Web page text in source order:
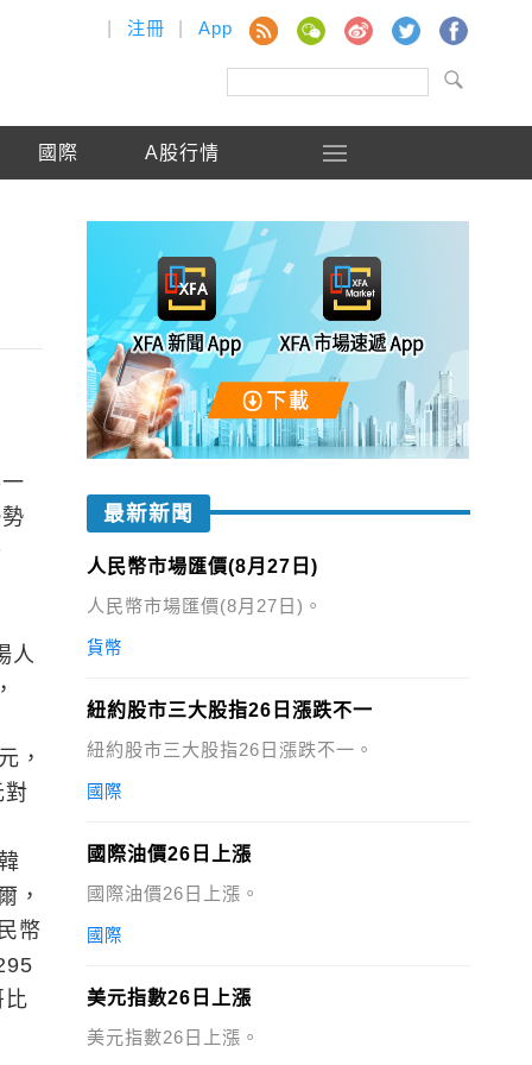
注冊 App
國際 A股行情
人
，
對
，
幣
比
最新新聞
人民幣市場匯價(8月27日)
人民幣市場匯價(8月27日)。
貨幣
紐約股市三大股指26日漲跌不一
紐約股市三大股指26日漲跌不一。
國際
國際油價26日上漲
國際油價26日上漲。
國際
美元指數26日上漲
美元指數26日上漲。